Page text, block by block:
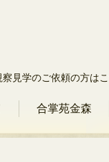
察見学のご依頼の方は
合掌苑金森